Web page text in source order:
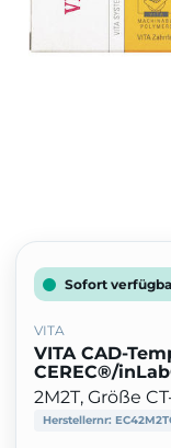
Sofort
VITA
VITA CAD-
CEREC®/
2M2T, Größe
Herstellernr: